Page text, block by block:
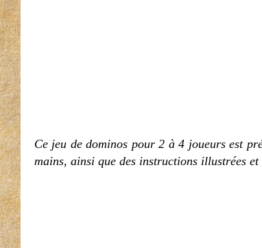
Ce jeu de dominos pour 2 à 4 joueurs est
mains, ainsi que des instructions illustrées